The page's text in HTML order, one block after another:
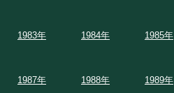
1983年 1984年 1985年
1987年 1988年 1989年